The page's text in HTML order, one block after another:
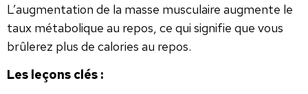
L’augmentation de la masse musculaire augmente le
taux métabolique au repos, ce qui signifie que vous
brûlerez plus de calories au repos.
Les leçons clés :